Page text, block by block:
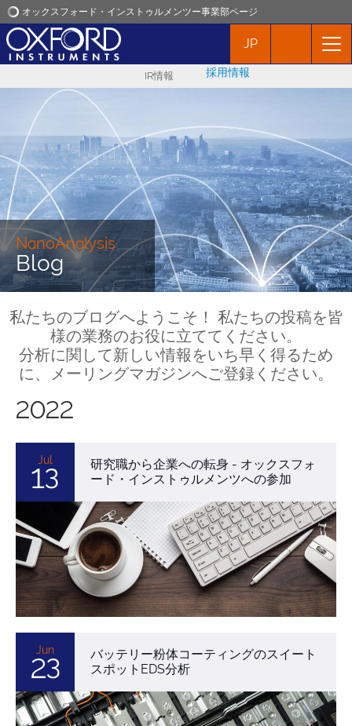
オックスフォード・インストゥルメンツー事業部ページ
オックスフォード・インストゥルメンツ
アプリケーション
プロダクト
ニュース
イベント
お問い合わせ
JP
IR情報 採用情報
NanoAnalysis
Blog
私たちのブログへようこそ！ 私たちの投稿を皆
様の業務のお役に立ててください。
分析に関して新しい情報をいち早く得るため
に、メーリングマガジンへご登録ください。
2022
Jul
13
研究職から企業への転身 - オックスフォ
ード・インストゥルメンツへの参加
Jun
23
バッテリー粉体コーティングのスイート
スポットEDS分析